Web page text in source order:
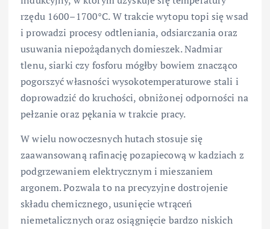
rzędu 1600–1700°C. W trakcie wytopu topi się wsad
i prowadzi procesy odtleniania, odsiarczania oraz
usuwania niepożądanych domieszek. Nadmiar
tlenu, siarki czy fosforu mógłby bowiem znacząco
pogorszyć własności wysokotemperaturowe stali i
doprowadzić do kruchości, obniżonej odporności na
pełzanie oraz pękania w trakcie pracy.
W wielu nowoczesnych hutach stosuje się
zaawansowaną rafinację pozapiecową w kadziach z
podgrzewaniem elektrycznym i mieszaniem
argonem. Pozwala to na precyzyjne dostrojenie
składu chemicznego, usunięcie wtrąceń
niemetalicznych oraz osiągnięcie bardzo niskich